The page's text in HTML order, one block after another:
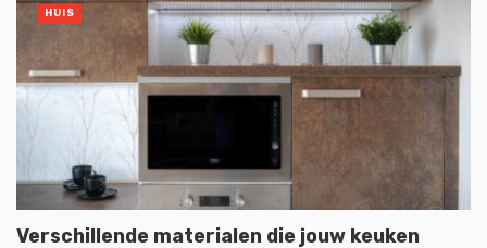
Verschillende materialen die jouw keuken
HUIS